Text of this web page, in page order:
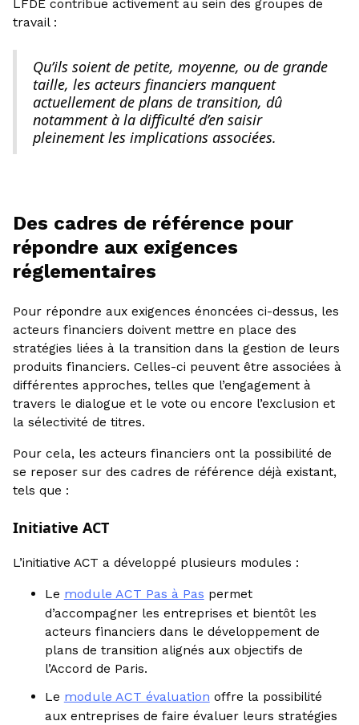
LFDE contribue activement au sein des groupes de
travail :
Qu’ils soient de petite, moyenne, ou de grande
taille, les acteurs financiers manquent
actuellement de plans de transition, dû
notamment à la difficulté d’en saisir
pleinement les implications associées.
Des cadres de référence pour
répondre aux exigences
réglementaires
Pour répondre aux exigences énoncées ci-dessus, les
acteurs financiers doivent mettre en place des
stratégies liées à la transition dans la gestion de leurs
produits financiers. Celles-ci peuvent être associées à
différentes approches, telles que l’engagement à
travers le dialogue et le vote ou encore l’exclusion et
la sélectivité de titres.
Pour cela, les acteurs financiers ont la possibilité de
se reposer sur des cadres de référence déjà existant,
tels que :
Initiative ACT
L’initiative ACT a développé plusieurs modules :
Le module ACT Pas à Pas permet
d’accompagner les entreprises et bientôt les
acteurs financiers dans le développement de
plans de transition alignés aux objectifs de
l’Accord de Paris.
Le module ACT évaluation offre la possibilité
aux entreprises de faire évaluer leurs stratégies